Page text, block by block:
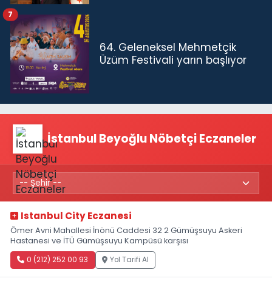
64. Geleneksel Mehmetçik
Üzüm Festivali yarın başlıyor
7
İstanbul Beyoğlu Nöbetçi Eczaneler
Istanbul City Eczanesi
Ömer Avni Mahallesi İnönü Caddesi 32 2 Gümüşsuyu Askeri
Hastanesi ve İTÜ Gümüşsuyu Kampüsü karşısı
0 (212) 252 00 93 Yol Tarifi Al